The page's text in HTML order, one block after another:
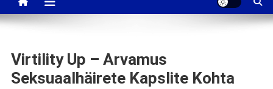
Virtility Up – Arvamus
Seksuaalhäirete Kapslite Kohta